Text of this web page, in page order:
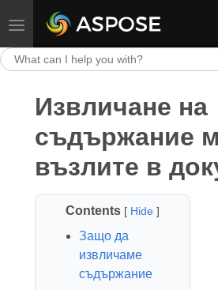
Toggle navigation
Извличане на
съдържание
възлите в
Contents [ Hide]
Защо да
извличаме
съдържание